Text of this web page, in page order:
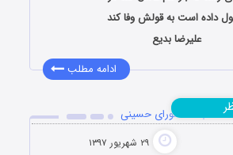
داده است به قولش وفا کند
علیرضا بدیع
ادامه مطلب
مناسبت عاشورای حسینی
۲۹ شهریور ۱۳۹۷